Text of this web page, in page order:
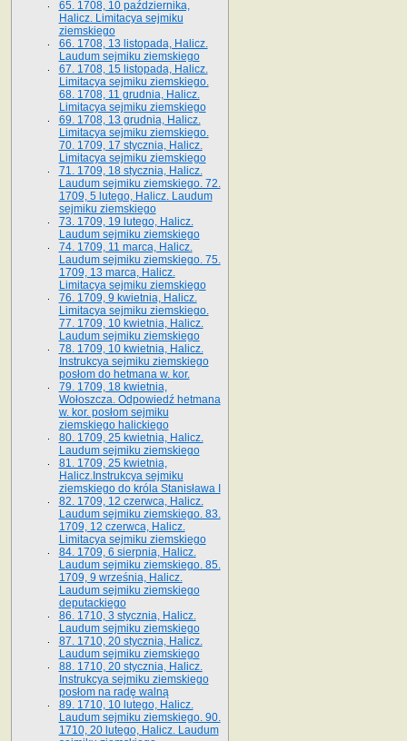
65­. 1708, 10 października,
Halicz. Limitacya sejmiku
ziemskiego
66. 1708, 13 listopada, Halicz.
Laudum sejmiku ziemskiego
67. 1708, 15 listopada, Halicz.
Limitacya sejmiku ziemskiego.
68. 1708, 11 grudnia, Halicz.
Limitacya sejmiku ziemskiego
69. 1708, 13 grudnia, Halicz.
Limitacya sejmiku ziemskiego.
70. 1709, 17 stycznia, Halicz.
Limitacya sejmiku ziemskiego
71. 1709, 18 stycznia, Halicz.
Laudum sejmiku ziemskiego. 72.
1709, 5 lutego, Halicz. Laudum
sejmiku ziemskiego
73. 1709, 19 lutego, Halicz.
Laudum sejmiku ziemskiego
74. 1709, 11 marca, Halicz.
Laudum sejmiku ziemskiego. 75.
1709, 13 marca, Halicz.
Limitacya sejmiku ziemskiego
76. 1709, 9 kwietnia, Halicz.
Limitacya sejmiku ziemskiego.
77. 1709, 10 kwietnia, Halicz.
Laudum sejmiku ziemskiego
78. 1709, 10 kwietnia, Halicz.
Instrukcya sejmiku ziemskiego
posłom do hetmana w. kor.
79. 1709, 18 kwietnia,
Wołoszcza. Odpowiedź hetmana
w. kor. posłom sejmiku
ziemskiego halickiego
80. 1709, 25 kwietnia, Halicz.
Laudum sejmiku ziemskiego
81. 1709, 25 kwietnia,
Halicz.Instrukcya sejmiku
ziemskiego do króla Stanisława I
82. 1709, 12 czerwca, Halicz.
Laudum sejmiku ziemskiego. 83.
1709, 12 czerwca, Halicz.
Limitacya sejmiku ziemskiego
84. 1709, 6 sierpnia, Halicz.
Laudum sejmiku ziemskiego. 85.
1709, 9 września, Halicz.
Laudum sejmiku ziemskiego
deputackiego
86. 1710, 3 stycznia, Halicz.
Laudum sejmiku ziemskiego
87. 1710, 20 stycznia, Halicz.
Laudum sejmiku ziemskiego
88. 1710, 20 stycznia, Halicz.
Instrukcya sejmiku ziemskiego
posłom na radę walną
89. 1710, 10 lutego, Halicz.
Laudum sejmiku ziemskiego. 90.
1710, 20 lutego, Halicz. Laudum